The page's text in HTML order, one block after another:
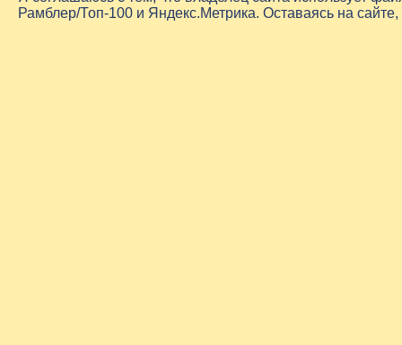
Рамблер/Топ-100 и Яндекс.Метрика. Оставаясь на